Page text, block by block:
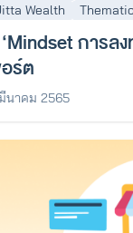
Wealth
Thematic
การล
ร์ต
นาคม 2565